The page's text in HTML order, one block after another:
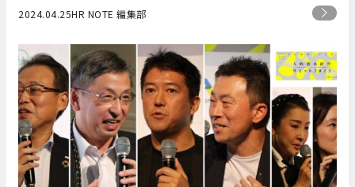
2024.04.25HR NOTE 編集部